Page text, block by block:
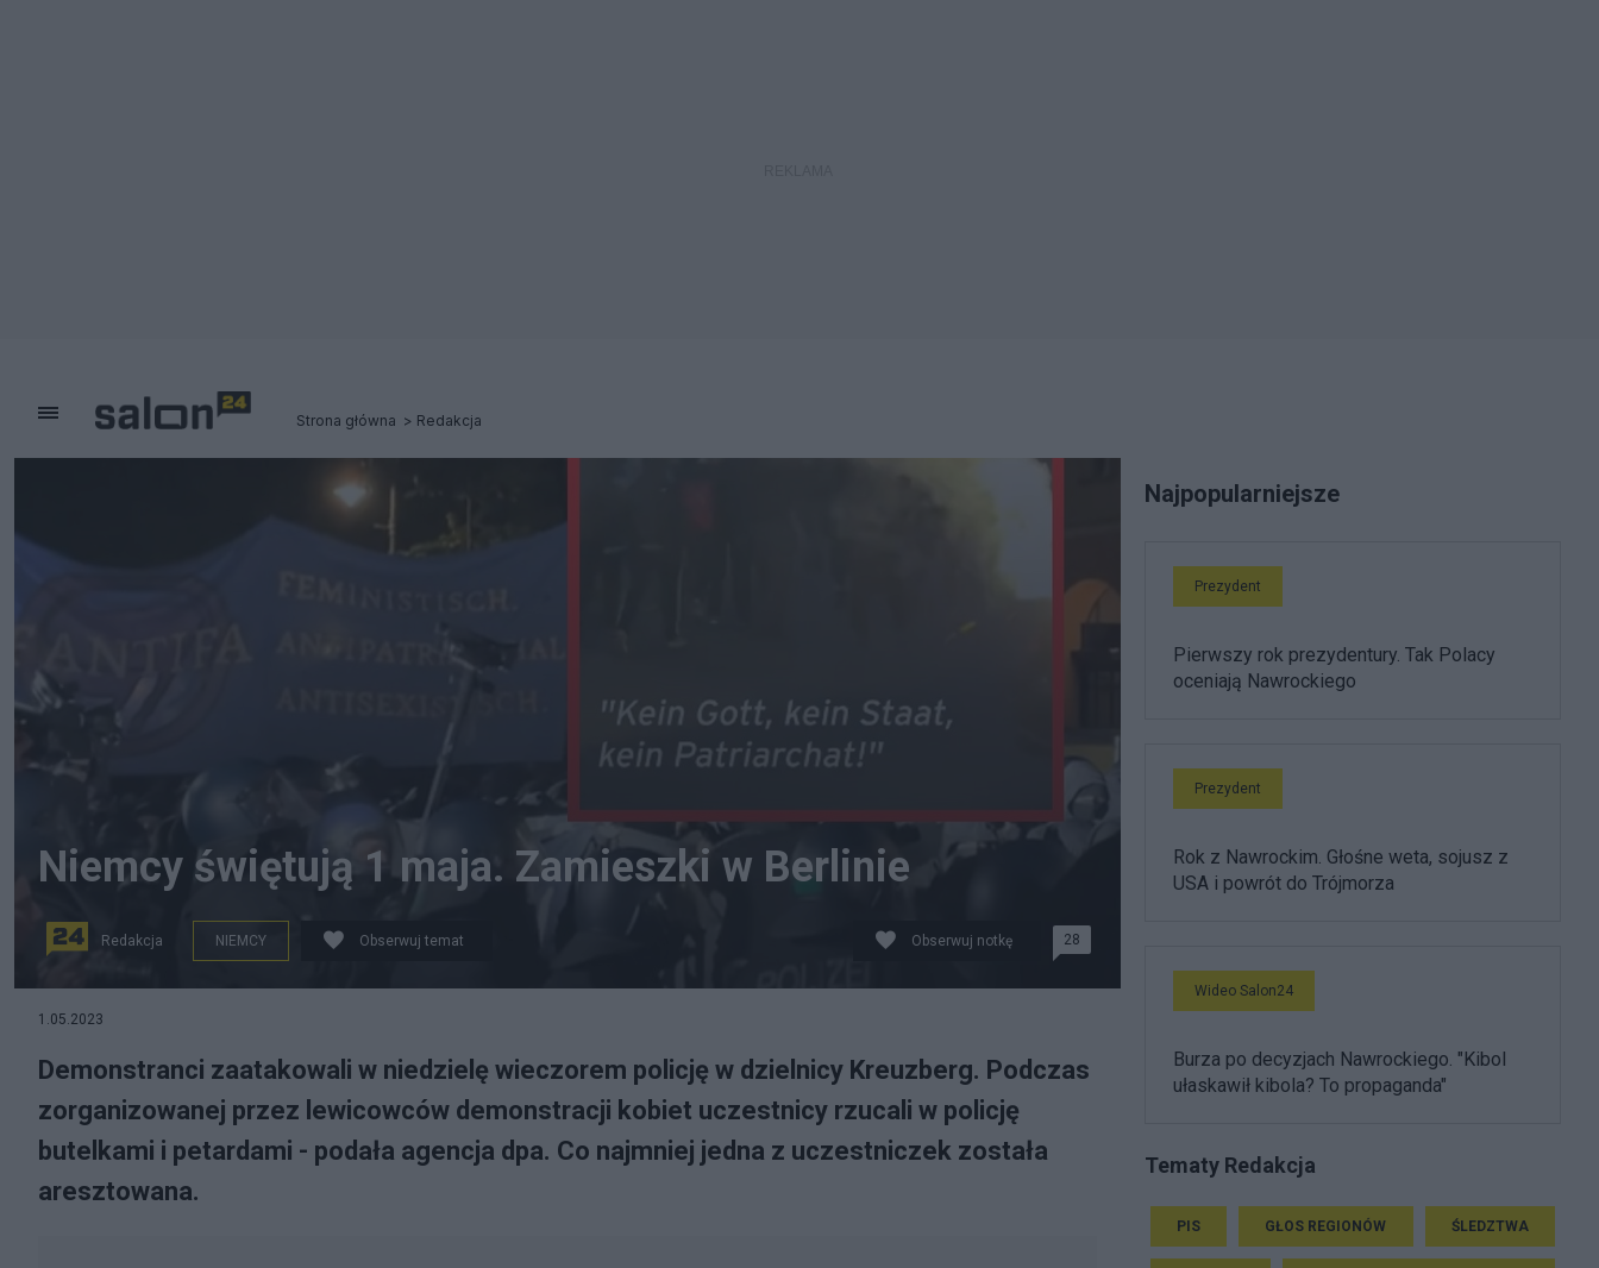
Strona główna Redakcja
Niemcy świętują 1 maja. Zamieszki w Berlinie
Redakcja NIEMCY Obserwuj temat Obserwuj notkę 28
1.05.2023
Demonstranci zaatakowali w niedzielę wieczorem policję w dzielnicy Kreuzberg. Podczas
zorganizowanej przez lewicowców demonstracji kobiet uczestnicy rzucali w policję
butelkami i petardami - podała agencja dpa. Co najmniej jedna z uczestniczek została
aresztowana.
Najpopularniejsze
Prezydent
Pierwszy rok prezydentury. Tak Polacy
oceniają Nawrockiego
Prezydent
Rok z Nawrockim. Głośne weta, sojusz z
USA i powrót do Trójmorza
Wideo Salon24
Burza po decyzjach Nawrockiego. "Kibol
ułaskawił kibola? To propaganda"
Tematy Redakcja
PIS GŁOS REGIONÓW ŚLEDZTWA